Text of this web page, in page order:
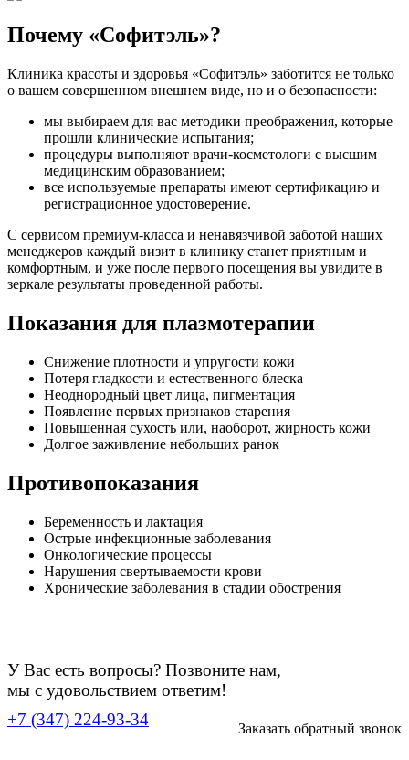
Почему «Софитэль»?
Клиника красоты и здоровья «Софитэль» заботится не только
о вашем совершенном внешнем виде, но и о безопасности:
мы выбираем для вас методики преображения, которые
прошли клинические испытания;
процедуры выполняют врачи-косметологи с высшим
медицинским образованием;
все используемые препараты имеют сертификацию и
регистрационное удостоверение.
С сервисом премиум-класса и ненавязчивой заботой наших
менеджеров каждый визит в клинику станет приятным и
комфортным, и уже после первого посещения вы увидите в
зеркале результаты проведенной работы.
Показания для плазмотерапии
Снижение плотности и упругости кожи
Потеря гладкости и естественного блеска
Неоднородный цвет лица, пигментация
Появление первых признаков старения
Повышенная сухость или, наоборот, жирность кожи
Долгое заживление небольших ранок
Противопоказания
Беременность и лактация
Острые инфекционные заболевания
Онкологические процессы
Нарушения свертываемости крови
Хронические заболевания в стадии обострения
У Вас есть вопросы? Позвоните нам,
мы с удовольствием ответим!
+7 (347) 224-93-34
Заказать обратный звонок